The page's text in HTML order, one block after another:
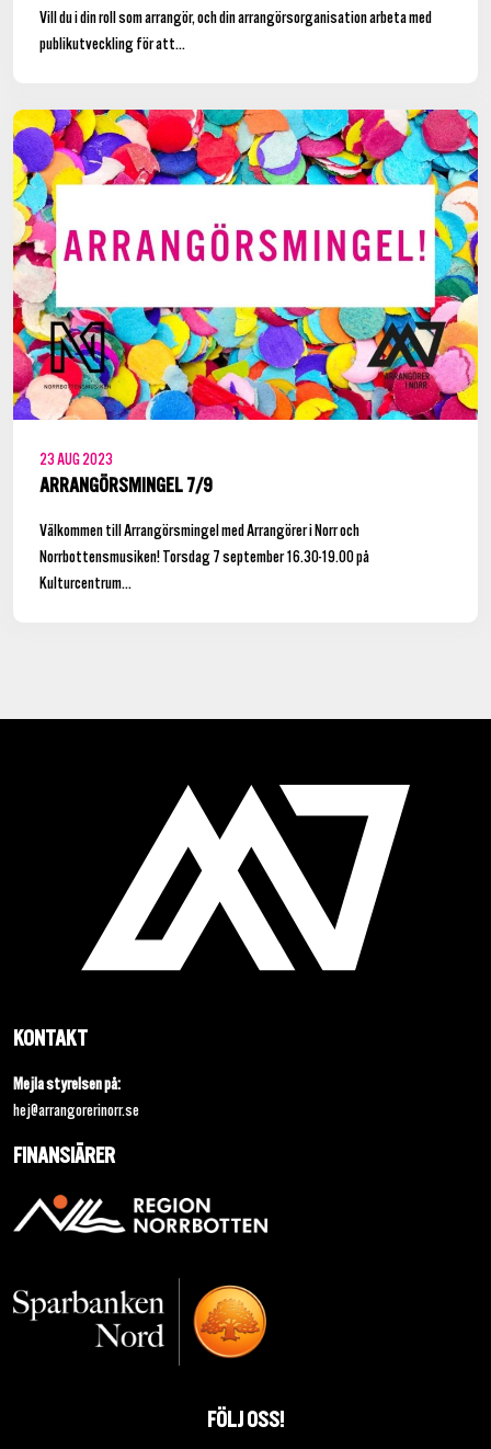
Vill du i din roll som arrangör, och din arrangörsorganisation arbeta med
publikutveckling för att...
23AUG2023
ARRANGÖRSMINGEL 7/9
Välkommen till Arrangörsmingel med Arrangörer i Norr och
Norrbottensmusiken! Torsdag 7 september 16.30-19.00 på
Kulturcentrum...
KONTAKT
Mejla styrelsen på:
hej@arrangorerinorr.se
FINANSIÄRER
FÖLJ OSS!